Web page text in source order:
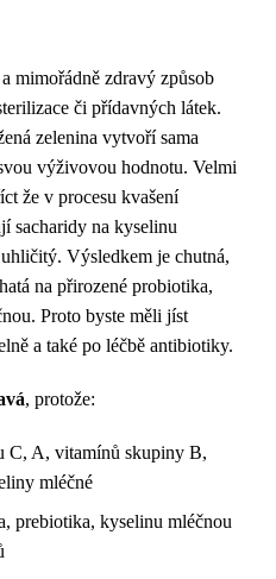
mimořádně zdravý způsob
či přídavných látek.
zelenina vytvoří sama
výživovou hodnotu. Velmi
že v procesu kvašení
sacharidy na kyselinu
Výsledkem je chutná,
na přirozené probiotika,
Proto byste měli jíst
a také po léčbě antibiotiky.
, protože:
C, A, vitamínů skupiny B,
mléčné
prebiotika, kyselinu mléčnou